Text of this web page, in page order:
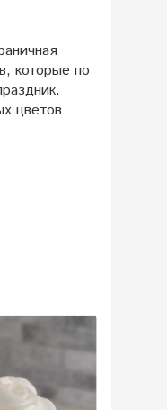
которые по
цветов